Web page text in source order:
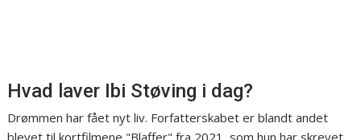
Hvad laver Ibi Støving i dag?
Drømmen har fået nyt liv. Forfatterskabet er blandt andet
blevet til kortfilmene "Blaffer" fra 2021, som hun har skrevet,